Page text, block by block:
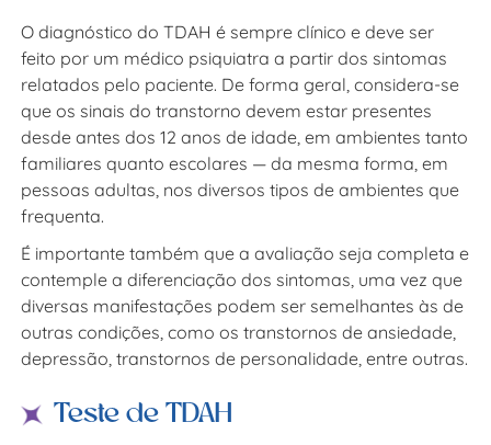
O diagnóstico do TDAH é sempre clínico e deve ser
feito por um médico psiquiatra a partir dos sintomas
relatados pelo paciente. De forma geral, considera-se
que os sinais do transtorno devem estar presentes
desde antes dos 12 anos de idade, em ambientes tanto
familiares quanto escolares — da mesma forma, em
pessoas adultas, nos diversos tipos de ambientes que
frequenta.
É importante também que a avaliação seja completa e
contemple a diferenciação dos sintomas, uma vez que
diversas manifestações podem ser semelhantes às de
outras condições, como os transtornos de ansiedade,
depressão, transtornos de personalidade, entre outras.
Teste de TDAH